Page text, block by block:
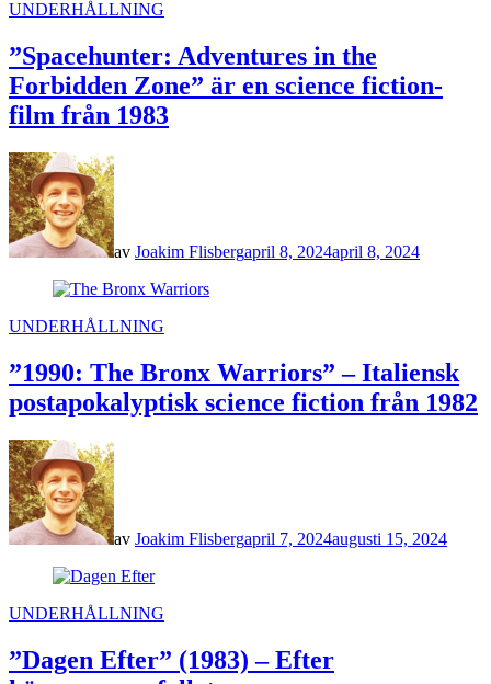
POSTED
UNDERHÅLLNING
”Spacehunter: Adventures in the
Forbidden Zone” är en science fiction-
film från 1983
av Joakim Flisbergapril 8, 2024april 8, 2024
POSTED
UNDERHÅLLNING
”1990: The Bronx Warriors” – Italiensk
postapokalyptisk science fiction från 1982
av Joakim Flisbergapril 7, 2024augusti 15, 2024
POSTED
UNDERHÅLLNING
”Dagen Efter” (1983) – Efter